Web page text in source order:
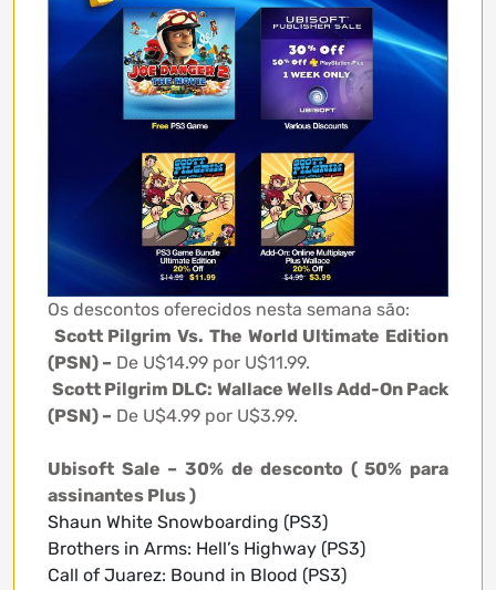
Os descontos oferecidos nesta semana são:
Scott Pilgrim Vs. The World Ultimate Edition
(PSN) – De U$14.99 por U$11.99.
Scott Pilgrim DLC: Wallace Wells Add-On Pack
(PSN) – De U$4.99 por U$3.99.
Ubisoft Sale – 30% de desconto ( 50% para
assinantes Plus )
Shaun White Snowboarding (PS3)
Brothers in Arms: Hell’s Highway (PS3)
Call of Juarez: Bound in Blood (PS3)